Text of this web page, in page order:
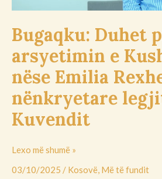
Bugaqku: Duhet
arsyetimin e
nëse Emilia
nënkryetare
Kuvendit
është
legjitime
e
Kuvendit
Lexo më shumë »
03/10/2025 / Kosovë, Më të fundit